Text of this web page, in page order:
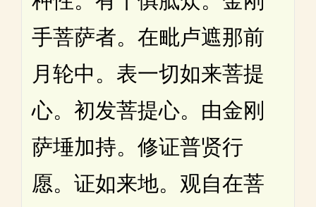
手菩萨者。在毗卢遮那前
月轮中。表一切如来菩提
心。初发菩提心。由金刚
萨埵加持。修证普贤行
愿。证如来地。观自在菩